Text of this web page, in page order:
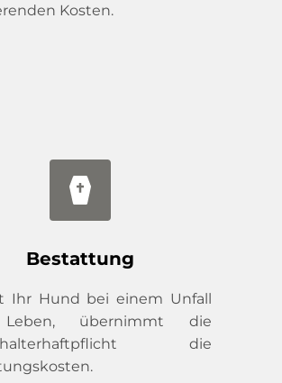
Kosten.
Bestattung
Ihr Hund bei einem Unfall
übernimmt die
die